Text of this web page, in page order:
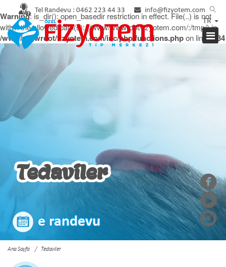
Warning: is_dir(): open_basedir restriction in effect. File(..) is not
within the allowed path(s): (/www/wwwroot/fizyotem.com/:/tmp/) in
/www/wwwroot/fizyotem.com/inc/php/functions.phpon line2934
Tel Randevu : 0462 223 44 33 info@fizyotem.com
TR
Tedaviler
e randevu
Ana Sayfa Tedaviler